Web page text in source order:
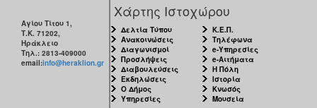
Αγίου Τίτου 1,
Τ.Κ. 71202,
Ηράκλειο
Τηλ.: 2813-409000
email:info@heraklion.gr
Χάρτης Ιστοχώρου
Δελτία Τύπου
Ανακοινώσεις
Διαγωνισμοί
Προσλήψεις
Διαβουλεύσεις
Εκδηλώσεις
Ο Δήμος
Υπηρεσίες
Κ.Ε.Π.
Τηλέφωνα
e-Υπηρεσίες
e-Αιτήματα
Η Πόλη
Ιστορία
Κνωσός
Μουσεία